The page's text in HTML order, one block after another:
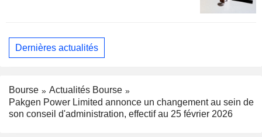
Dernières actualités
Bourse
Actualités Bourse
Pakgen Power Limited annonce un changement au sein de
son conseil d'administration, effectif au 25 février 2026